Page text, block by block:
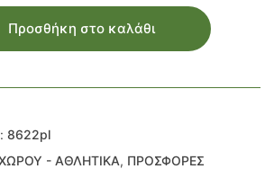
Προσθήκη στο καλάθι
8622pl
- ΑΘΛΗΤΙΚΑ, ΠΡΟΣΦΟΡΕΣ